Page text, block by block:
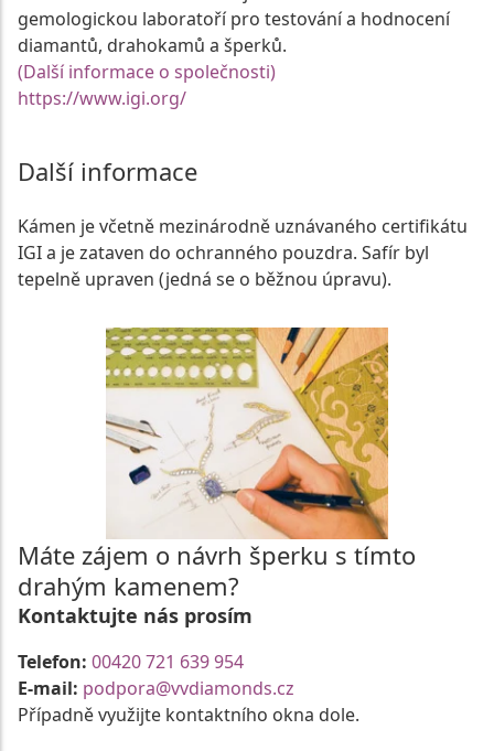
gemologickou laboratoří pro testování a hodnocení
diamantů, drahokamů a šperků.
(Další informace o společnosti)
https://www.igi.org/
Další informace
Kámen je včetně mezinárodně uznávaného certifikátu
IGI a je zataven do ochranného pouzdra. Safír byl
tepelně upraven (jedná se o běžnou úpravu).
Máte zájem o návrh šperku s tímto
drahým kamenem?
Kontaktujte nás prosím
Telefon: 00420 721 639 954
E-mail: podpora@vvdiamonds.cz
Případně využijte kontaktního okna dole.